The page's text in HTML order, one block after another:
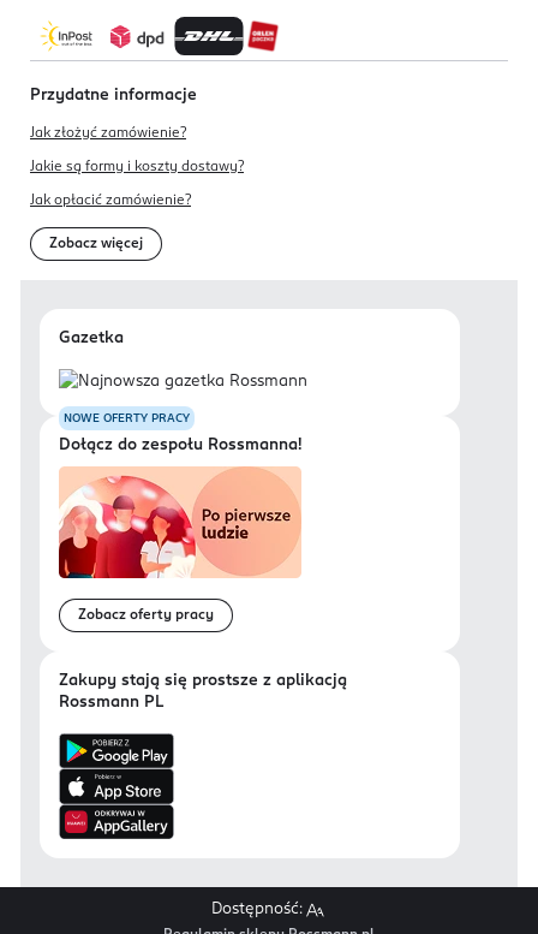
Przydatne informacje
Jak złożyć zamówienie?
Jakie są formy i koszty dostawy?
Jak opłacić zamówienie?
Zobacz więcej
Gazetka
NOWE OFERTY PRACY
Dołącz do zespołu Rossmanna!
Zobacz oferty pracy
Zakupy stają się prostsze z aplikacją
Rossmann PL
Dostępność: